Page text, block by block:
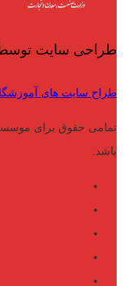
طراحی سایت
طراح سایت های
تمامی حقوق برای
باشد.